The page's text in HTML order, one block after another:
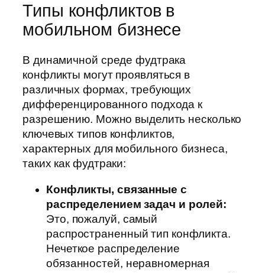
Типы конфликтов в
мобильном бизнесе
В динамичной среде фудтрака
конфликты могут проявляться в
различных формах, требующих
дифференцированного подхода к
разрешению. Можно выделить несколько
ключевых типов конфликтов,
характерных для мобильного бизнеса,
таких как фудтраки:
Конфликты, связанные с
распределением задач и ролей:
Это, пожалуй, самый
распространенный тип конфликта.
Нечеткое распределение
обязанностей, неравномерная